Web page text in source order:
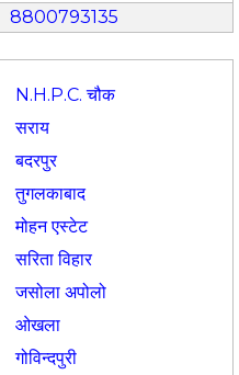
8800793135
N.H.P.C. चौक
सराय
बदरपुर
तुगलकाबाद
मोहन एस्टेट
सरिता विहार
जसोला अपोलो
ओखला
गोविन्दपुरी